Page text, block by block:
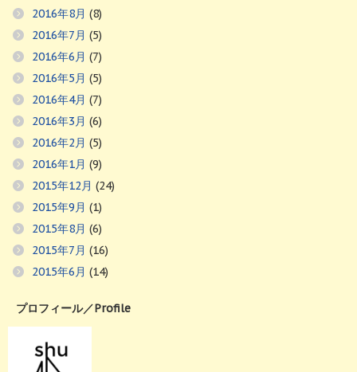
2016年8月 (8)
2016年7月 (5)
2016年6月 (7)
2016年5月 (5)
2016年4月 (7)
2016年3月 (6)
2016年2月 (5)
2016年1月 (9)
2015年12月 (24)
2015年9月 (1)
2015年8月 (6)
2015年7月 (16)
2015年6月 (14)
プロフィール／Profile